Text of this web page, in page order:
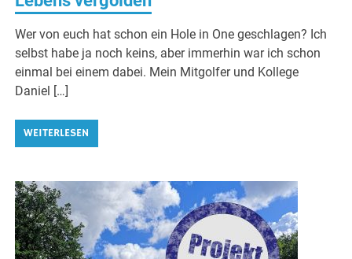
Wer von euch hat schon ein Hole in One geschlagen? Ich
selbst habe ja noch keins, aber immerhin war ich schon
einmal bei einem dabei. Mein Mitgolfer und Kollege
Daniel […]
WEITERLESEN